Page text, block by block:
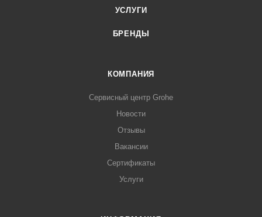
УСЛУГИ
БРЕНДЫ
КОМПАНИЯ
Сервисный центр Grohe
Новости
Отзывы
Вакансии
Сертификаты
Услуги